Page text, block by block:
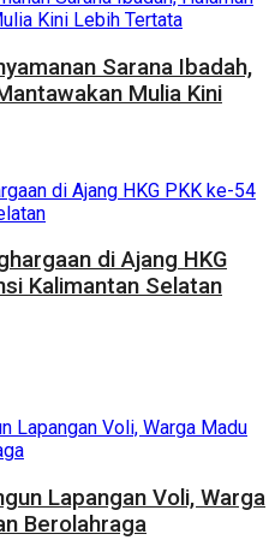
Sarana Ibadah,
Mulia Kini
di Ajang HKG
Kalimantan Selatan
Lapangan Voli, Warga
Berolahraga